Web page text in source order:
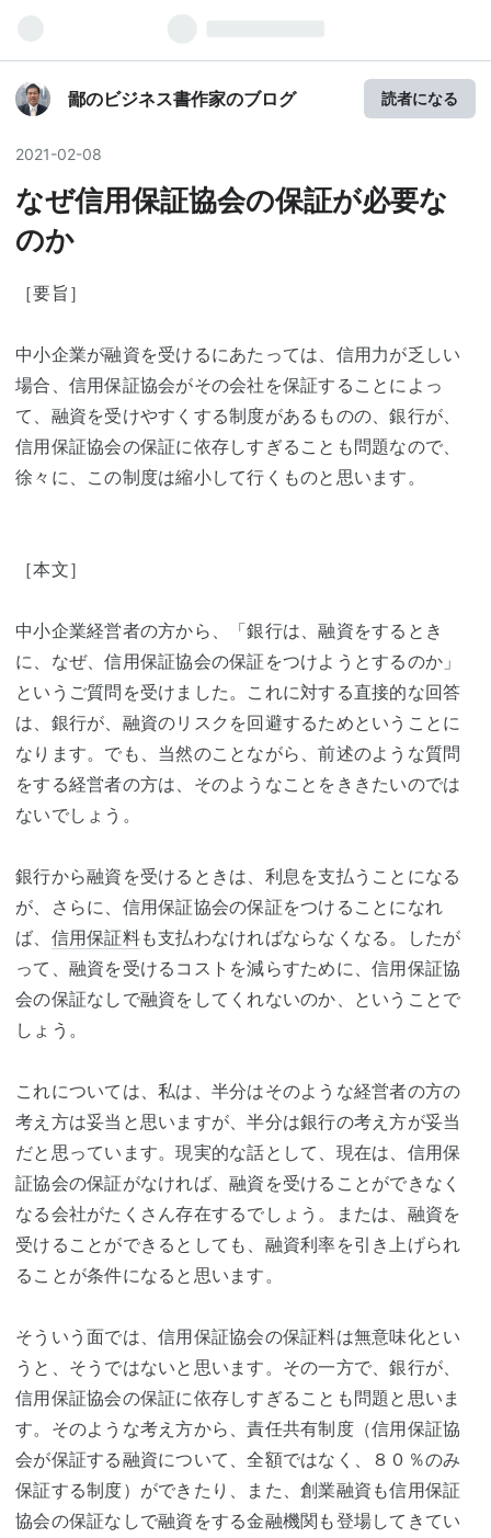
鄙のビジネス書作家のブログ 読者になる
2021-02-08
なぜ信用保証協会の保証が必要な
のか
［要旨］
中小企業が融資を受けるにあたっては、信用力が乏しい
場合、信用保証協会がその会社を保証することによっ
て、融資を受けやすくする制度があるものの、銀行が、
信用保証協会の保証に依存しすぎることも問題なので、
徐々に、この制度は縮小して行くものと思います。
［本文］
中小企業経営者の方から、「銀行は、融資をするとき
に、なぜ、信用保証協会の保証をつけようとするのか」
というご質問を受けました。これに対する直接的な回答
は、銀行が、融資のリスクを回避するためということに
なります。でも、当然のことながら、前述のような質問
をする経営者の方は、そのようなことをききたいのでは
ないでしょう。
銀行から融資を受けるときは、利息を支払うことになる
が、さらに、信用保証協会の保証をつけることになれ
ば、 信用保証料も支払わなければならなくなる。したが
って、融資を受けるコストを減らすために、信用保証協
会の保証なしで融資をしてくれないのか、ということで
しょう。
これについては、私は、半分はそのような経営者の方の
考え方は妥当と思いますが、半分は銀行の考え方が妥当
だと思っています。現実的な話として、現在は、信用保
証協会の保証がなければ、融資を受けることができなく
なる会社がたくさん存在するでしょう。または、融資を
受けることができるとしても、融資利率を引き上げられ
ることが条件になると思います。
そういう面では、信用保証協会の保証料は無意味化とい
うと、そうではないと思います。その一方で、銀行が、
信用保証協会の保証に依存しすぎることも問題と思いま
す。そのような考え方から、責任共有制度（信用保証協
会が保証する融資について、全額ではなく、８０％のみ
保証する制度）ができたり、また、創業融資も信用保証
協会の保証なしで融資をする金融機関も登場してきてい